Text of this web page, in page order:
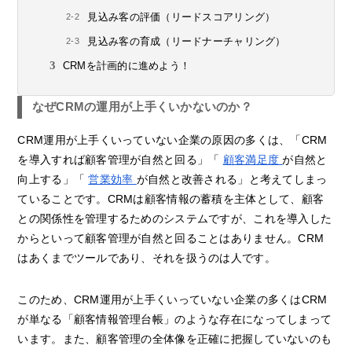
見込み客の評価（リードスコアリング）
見込み客の育成（リードナーチャリング）
CRMを計画的に進めよう！
なぜCRMの運用が上手くいかないのか？
CRM運用が上手くいっていない企業の原因の多くは、「CRM
を導入すれば顧客管理が自然と回る」「 顧客満足度が自然と
向上する」「営業効率 が自然と改善される」と考えてしまっ
ていることです。CRMは顧客情報の蓄積を主体として、顧客
との関係性を管理するためのシステムですが、これを導入した
からといって顧客管理が自然と回ることはありません。CRM
はあくまでツールであり、それを扱うのは人です。
このため、CRM運用が上手くいっていない企業の多くはCRM
が単なる「顧客情報管理台帳」のような存在になってしまって
います。また、顧客管理の全体像を正確に把握していないのも